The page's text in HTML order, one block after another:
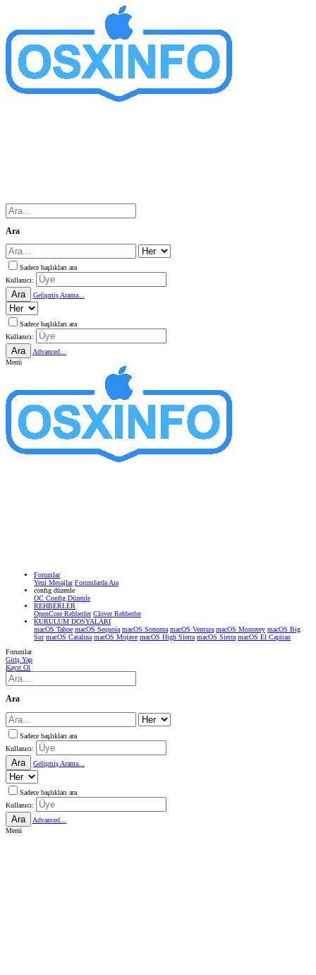
Ara
Sadece başlıkları ara
Kullanıcı:
Ara Gelişmiş Arama...
Sadece başlıkları ara
Kullanıcı:
Ara
Advanced...
Menü
Forumlar
Yeni Mesajlar Forumlarda Ara
confıg düzenle
OC Config Düzenle
REHBERLER
OpenCore Rehberler Clover Rehberler
KURULUM DOSYALARI
macOS Tahoe macOS Sequoia macOS Sonoma macOS Ventura macOS Monterey macOS Big
Sur macOS Catalina macOS Mojave macOS High Sierra macOS Sierra macOS El Capitan
Forumlar
Giriş Yap
Kayıt Ol
Ara
Sadece başlıkları ara
Kullanıcı:
Ara Gelişmiş Arama...
Sadece başlıkları ara
Kullanıcı:
Ara
Advanced...
Menü